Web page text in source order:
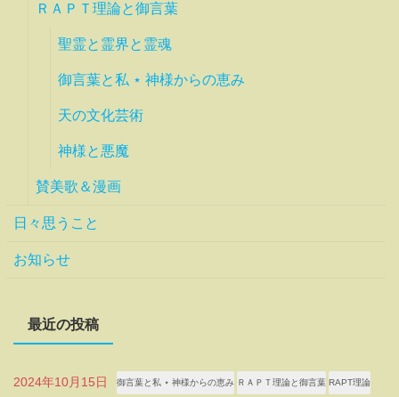
ＲＡＰＴ理論と御言葉
聖霊と霊界と霊魂
御言葉と私 ⋆ 神様からの恵み
天の文化芸術
神様と悪魔
賛美歌＆漫画
日々思うこと
お知らせ
最近の投稿
2024年10月15日 御言葉と私 ⋆ 神様からの恵み ＲＡＰＴ理論と御言葉 RAPT理論